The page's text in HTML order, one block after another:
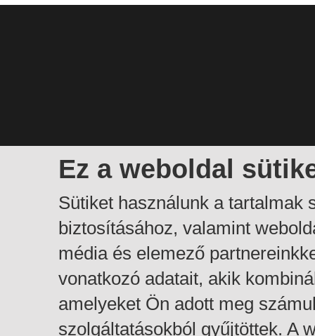
Ez a weboldal
Sütiket használunk a tartalmak
biztosításához, valamint
média és elemező
vonatkozó adatait, akik
amelyeket Ön adott meg
szolgáltatásokból gyűjtöttek. A